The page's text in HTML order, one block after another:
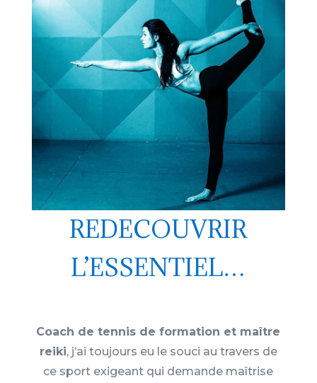
REDECOUVRIR
L’ESSENTIEL…
Coach de tennis de formation et maître
reiki, j’ai toujours eu le souci au travers de
ce sport exigeant qui demande maîtrise